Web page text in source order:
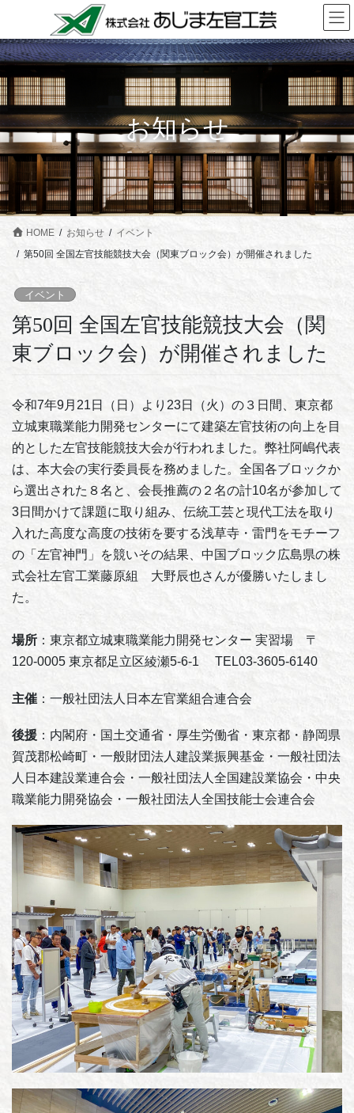
テ
ン
ツ
に
移
動
ゲ
ー
シ
ョ
ン
に
移
動
お知らせ
HOME お知らせ
イベント
第50回 全国左官技能競技大会（関東ブロック会）が開催されました
イベント
第50回 全国左官技能競技大会（関
東ブロック会）が開催されました
令和7年9月21日（日）より23日（火）の３日間、東京都
立城東職業能力開発センターにて建築左官技術の向上を目
的とした左官技能競技大会が行われました。弊社阿嶋代表
は、本大会の実行委員長を務めました。全国各ブロックか
ら選出された８名と、会長推薦の２名の計10名が参加して
3日間かけて課題に取り組み、伝統工芸と現代工法を取り
入れた高度な高度の技術を要する浅草寺・雷門をモチーフ
の「左官神門」を競いその結果、中国ブロック広島県の株
式会社左官工業藤原組 大野辰也さんが優勝いたしまし
た。
場所 ：東京都立城東職業能力開発センター 実習場 〒
120-0005 東京都足立区綾瀬5-6-1 TEL03-3605-6140
主催 ：一般社団法人日本左官業組合連合会
後援 ：内閣府・国土交通省・厚生労働省・東京都・静岡県
賀茂郡松崎町・一般財団法人建設業振興基金・一般社団法
人日本建設業連合会・一般社団法人全国建設業協会・中央
職業能力開発協会・一般社団法人全国技能士会連合会